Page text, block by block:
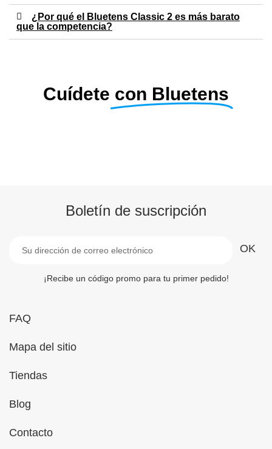
¿Por qué el Bluetens Classic 2 es más barato
que la competencia?
Cuídete con Bluetens
Boletín de suscripción
¡Recibe un código promo para tu primer pedido!
FAQ
Mapa del sitio
Tiendas
Blog
Contacto